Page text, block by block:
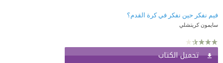
فيم نفكر حين نفكر في كرة القدم؟
سايمون كريتشلي
تحميل الكتاب